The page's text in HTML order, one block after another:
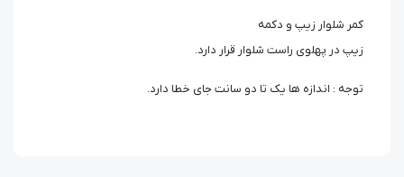
کمر شلوار زیپ و دکمه
زیپ در پهلوی راست شلوار قرار دارد.
توجه : اندازه ها یک تا دو سانت جای خطا دارد.